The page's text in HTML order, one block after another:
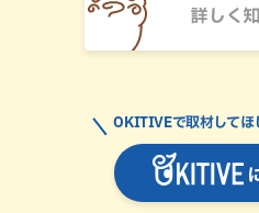
OKITIVEで取材してほ